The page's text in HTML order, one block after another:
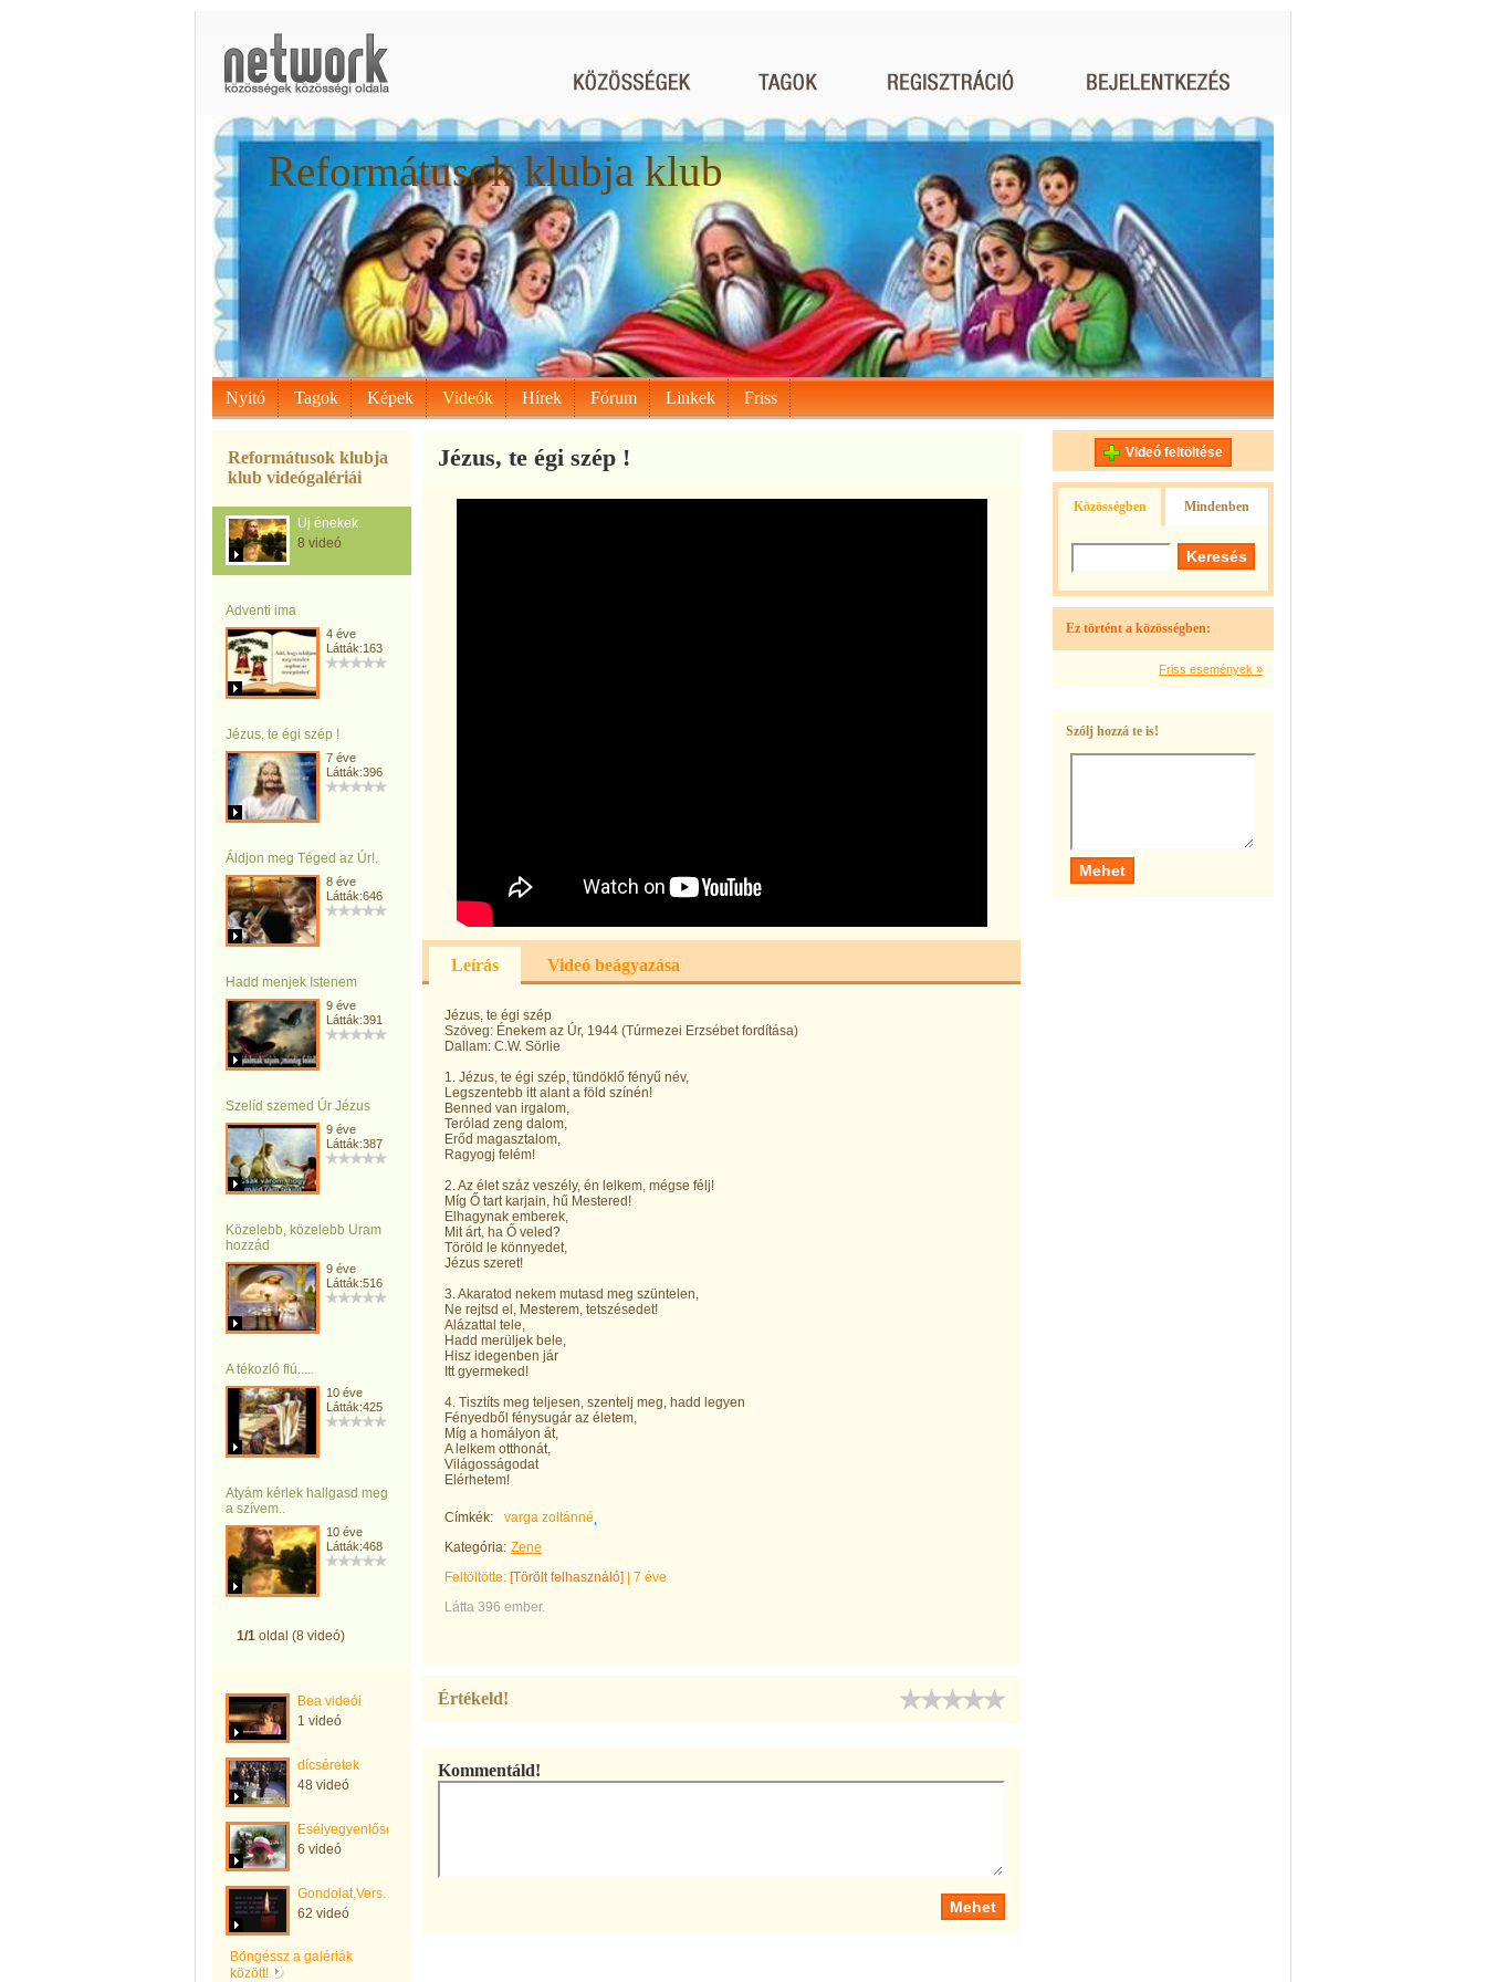
Reformátusok klubja klub
Nyitó Tagok Képek Videók Hírek Fórum Linkek Friss
Reformátusok klubja
klub videógalériái
Új énekek.
8 videó
Adventi ima
4 éve
Látták:163
Jézus, te égi szép !
7 éve
Látták:396
Áldjon meg Téged az Úr!.
8 éve
Látták:646
Hadd menjek Istenem
9 éve
Látták:391
Szelíd szemed Úr Jézus
9 éve
Látták:387
Közelebb, közelebb Uram
hozzád
9 éve
Látták:516
A tékozló fiú.....
10 éve
Látták:425
Atyám kérlek hallgasd meg
a szívem..
10 éve
Látták:468
1/1 oldal (8 videó)
Bea videói
1 videó
dícséretek
48 videó
Esélyegyenlőség
6 videó
Gondolat,Vers.
62 videó
Böngéssz a galériák
között!
Jézus, te égi szép !
Leírás Videó beágyazása
Jézus, te égi szép
Szöveg: Énekem az Úr, 1944 (Túrmezei Erzsébet fordítása)
Dallam: C.W. Sörlie
1. Jézus, te égi szép, tündöklő fényű név,
Legszentebb itt alant a föld színén!
Benned van irgalom,
Terólad zeng dalom,
Erőd magasztalom,
Ragyogj felém!
2. Az élet száz veszély, én lelkem, mégse félj!
Míg Ő tart karjain, hű Mestered!
Elhagynak emberek,
Mit árt, ha Ő veled?
Töröld le könnyedet,
Jézus szeret!
3. Akaratod nekem mutasd meg szüntelen,
Ne rejtsd el, Mesterem, tetszésedet!
Alázattal tele,
Hadd merüljek bele,
Hisz idegenben jár
Itt gyermeked!
4. Tisztíts meg teljesen, szentelj meg, hadd legyen
Fényedből fénysugár az életem,
Míg a homályon át,
A lelkem otthonát,
Világosságodat
Elérhetem!
Címkék:
varga zoltánné
Kategória: Zene
Feltöltötte: [Törölt felhasználó]
7 éve
Látta 396 ember.
Értékeld!
Kommentáld!
Videó feltöltése
Közösségben Mindenben
Ez történt a közösségben:
Friss események »
Szólj hozzá te is!